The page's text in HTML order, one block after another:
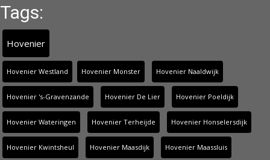
Tags:
Hovenier
Hovenier Westland Hovenier Monster Hovenier Naaldwijk
Hovenier 's-Gravenzande Hovenier De Lier Hovenier Poeldijk
Hovenier Wateringen Hovenier Terheijde Hovenier Honselersdijk
Hovenier Kwintsheul Hovenier Maasdijk Hovenier Maassluis